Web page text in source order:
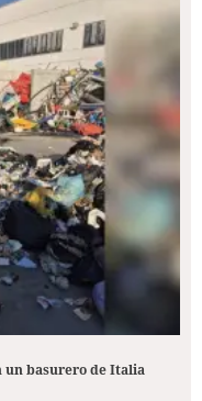
basurero de Italia